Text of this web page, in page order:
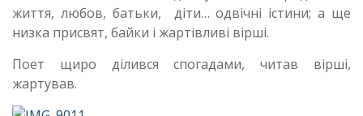
життя, любов, батьки, діти… одвічні істини; а ще
низка присвят, байки і жартівливі вірші.
Поет щиро ділився спогадами, читав вірші,
жартував.